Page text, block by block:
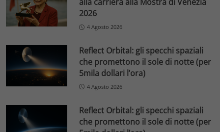
2026
4 Agosto 2026
Reflect Orbital: gli specchi spaziali
che promettono il sole di notte (per
5mila dollari l’ora)
4 Agosto 2026
Reflect Orbital: gli specchi spaziali
che promettono il sole di notte (per